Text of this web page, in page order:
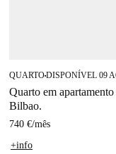
QUARTO■DISPONÍVEL 09
Quarto em
Bilbao.
740 €/mês
+info